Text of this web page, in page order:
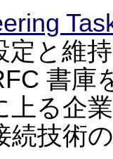
定と維
書庫
上る企
続技術